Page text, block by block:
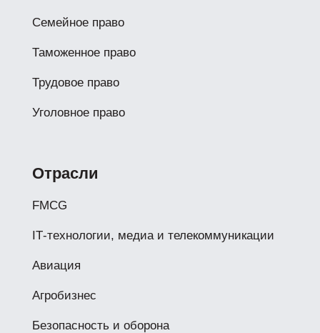
Семейное право
Таможенное право
Трудовое право
Уголовное право
Отрасли
FMCG
IТ-технологии, медиа и телекоммуникации
Авиация
Агробизнес
Безопасность и оборона